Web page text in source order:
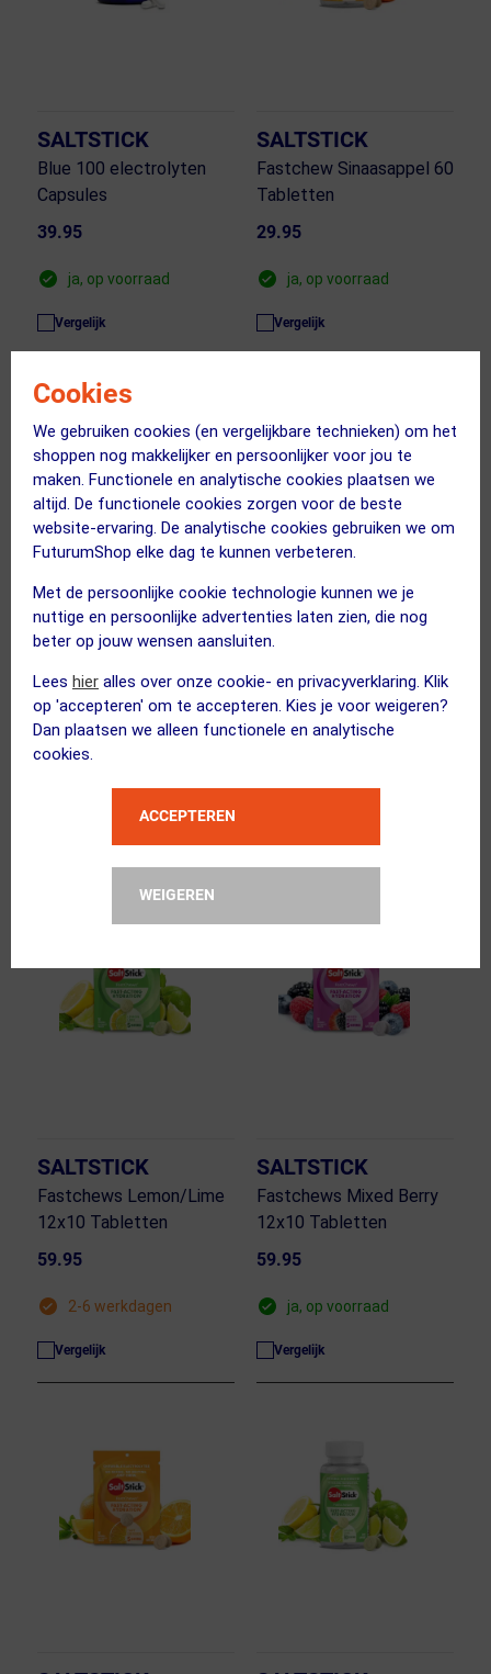
Cookies
We gebruiken cookies (en vergelijkbare technieken) om het
shoppen nog makkelijker en persoonlijker voor jou te
maken. Functionele en analytische cookies plaatsen we
altijd. De functionele cookies zorgen voor de beste
website-ervaring. De analytische cookies gebruiken we om
FuturumShop elke dag te kunnen verbeteren.
Met de persoonlijke cookie technologie kunnen we je
nuttige en persoonlijke advertenties laten zien, die nog
beter op jouw wensen aansluiten.
Lees hier alles over onze cookie- en privacyverklaring. Klik
op 'accepteren' om te accepteren. Kies je voor weigeren?
Dan plaatsen we alleen functionele en analytische
cookies.
ACCEPTEREN
WEIGEREN
SALTSTICK
Blue 100 electrolyten
Capsules
39.95
ja, op voorraad
Vergelijk
SALTSTICK
Fastchew Sinaasappel 60
Tabletten
29.95
ja, op voorraad
Vergelijk
SALTSTICK
Fastchew Mixed Berry 60
Tabletten
29.95
ja, op voorraad
SALTSTICK
Fastchew Tropical
Mango 60 Tabletten
ja, op voorraad
SALTSTICK
Fastchews Lemon/Lime
12x10 Tabletten
59.95
2-6 werkdagen
Vergelijk
SALTSTICK
Fastchews Mixed Berry
12x10 Tabletten
59.95
ja, op voorraad
Vergelijk